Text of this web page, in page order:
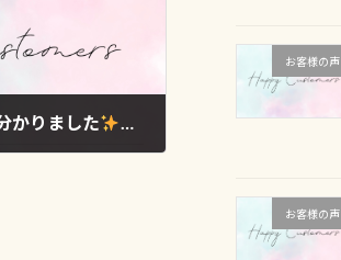
かりました N様
お客様の声
お客様の声